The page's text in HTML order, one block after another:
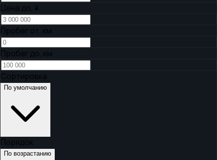
Цена до, ¥
Пробег от, км
Пробег до, км
Сортировка
По умолчанию
Порядок
По возрастанию